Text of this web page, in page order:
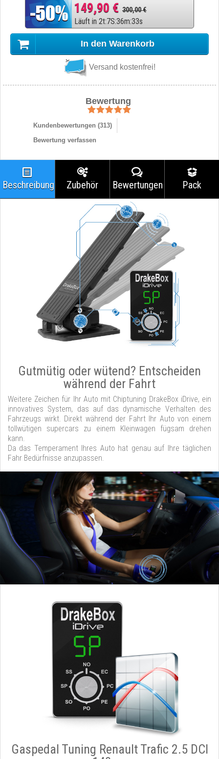
149,90 € 300,00 €
Läuft in 2t:7S:36m:32s
In den Warenkorb
Versand kostenfrei!
Bewertung
Kundenbewertungen (313)
Bewertung verfassen
Beschreibung Zubehör Bewertungen Pack
Gutmütig oder wütend? Entscheiden
während der Fahrt
Weitere Zeichen für Ihr Auto mit Chiptuning DrakeBox iDrive, ein
innovatives System, das auf das dynamische Verhalten des
Fahrzeugs wirkt. Direkt während der Fahrt Ihr Auto von einem
tollwütigen supercars zu einem Kleinwagen fügsam drehen
kann.
Da das Temperament Ihres Auto hat genau auf Ihre täglichen
Fahr Bedürfnisse anzupassen.
Gaspedal Tuning Renault Trafic 2.5 DCI